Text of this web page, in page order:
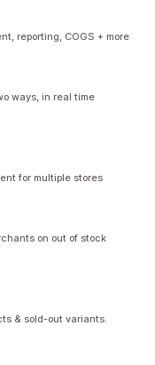
reporting, COGS + more
ways, in real time
for multiple stores
on out of stock
& sold-out variants.